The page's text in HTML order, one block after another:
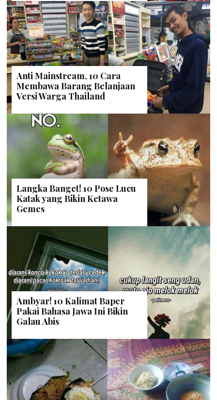
Anti Mainstream, 10 Cara
Membawa Barang Belanjaan
Versi Warga Thailand
Langka Banget! 10 Pose Lucu
Katak yang Bikin Ketawa
Gemes
Ambyar! 10 Kalimat Baper
Pakai Bahasa Jawa Ini Bikin
Galau Abis